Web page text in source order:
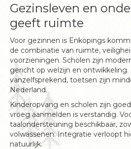
Gezinsleven en
geeft ruimte
Voor gezinnen is Enköpings
de combinatie van ruimte,
voorzieningen. Scholen zijn
gericht op welzijn en ontwikkeling.
vanzelfsprekend, toetsen zijn
Nederland.
Kinderopvang en scholen zijn
vroeg aanmelden is verstandig.
taalondersteuning beschikbaar,
volwassenen. Integratie verloopt
natuurlijk.